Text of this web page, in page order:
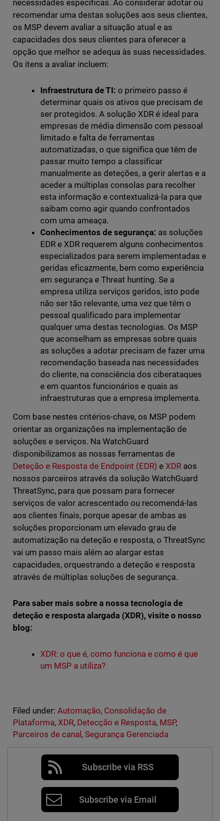
necessidades específicas. Ao considerar adotar ou
recomendar uma destas soluções aos seus clientes,
os MSP devem avaliar a situação atual e as
capacidades dos seus clientes para oferecer a
opção que melhor se adequa às suas necessidades.
Os itens a avaliar incluem:
Infraestrutura de TI: o primeiro passo é
determinar quais os ativos que precisam de
ser protegidos. A solução XDR é ideal para
empresas de média dimensão com pessoal
limitado e falta de ferramentas
automatizadas, o que significa que têm de
passar muito tempo a classificar
manualmente as deteções, a gerir alertas e a
aceder a múltiplas consolas para recolher
esta informação e contextualizá-la para que
saibam como agir quando confrontados
com uma ameaça.
Conhecimentos de segurança: as soluções
EDR e XDR requerem alguns conhecimentos
especializados para serem implementadas e
geridas eficazmente, bem como experiência
em segurança e Threat hunting. Se a
empresa utiliza serviços geridos, isto pode
não ser tão relevante, uma vez que têm o
pessoal qualificado para implementar
qualquer uma destas tecnologias. Os MSP
que aconselham as empresas sobre quais
as soluções a adotar precisam de fazer uma
recomendação baseada nas necessidades
do cliente, na consciência dos ciberataques
e em quantos funcionários e quais as
infraestruturas que a empresa implementa.
Com base nestes critérios-chave, os MSP podem
orientar as organizações na implementação de
soluções e serviços. Na WatchGuard
disponibilizamos as nossas ferramentas de
Deteção e Resposta de Endpoint (EDR) eXDR aos
nossos parceiros através da solução WatchGuard
ThreatSync, para que possam para fornecer
serviços de valor acrescentado ou recomendá-las
aos clientes finais, porque apesar de ambas as
soluções proporcionam um elevado grau de
automatização na deteção e resposta, o ThreatSync
vai um passo mais além ao alargar estas
capacidades, orquestrando a deteção e resposta
através de múltiplas soluções de segurança.
Para saber mais sobre a nossa tecnologia de
deteção e resposta alargada (XDR), visite o nosso
blog:
XDR: o que é, como funciona e como é que
um MSP a utiliza?
Filed under: Automação, Consolidação de
Plataforma, XDR, Detecção e Resposta, MSP,
Parceiros de canal , Segurança Gerenciada
Subscribe via RSS
Subscribe via Email